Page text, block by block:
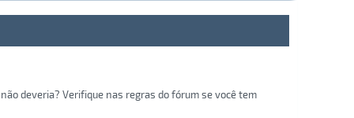
deveria? Verifique nas regras do fórum se você tem